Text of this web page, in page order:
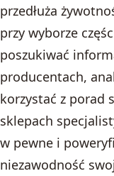
przedłuża
przy wyborze
poszukiwać
producentach,
korzystać z porad
sklepach
w pewne i
niezawodność